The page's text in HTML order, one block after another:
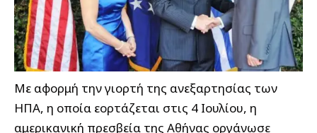
Με αφορμή την γιορτή της ανεξαρτησίας των
ΗΠΑ, η οποία εορτάζεται στις 4 Ιουλίου, η
αμερικανική πρεσβεία της Αθήνας οργάνωσε